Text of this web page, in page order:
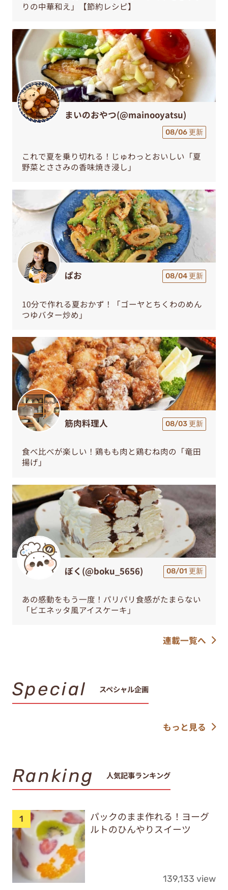
りの中華和え」【節約レシピ】
まいのおやつ(@mainooyatsu)
08/06 更新
これで夏を乗り切れる！じゅわっとおいしい「夏
野菜とささみの香味焼き浸し」
ぱお 08/04 更新
10分で作れる夏おかず！「ゴーヤとちくわのめん
つゆバター炒め」
筋肉料理人 08/03 更新
食べ比べが楽しい！鶏もも肉と鶏むね肉の「竜田
揚げ」
ぼく(@boku_5656) 08/01 更新
あの感動をもう一度！パリパリ食感がたまらない
「ビエネッタ風アイスケーキ」
連載一覧へ
Special スペシャル企画
もっと見る
Ranking 人気記事ランキング
パックのまま作れる！ヨーグ
ルトのひんやりスイーツ
139,133 view